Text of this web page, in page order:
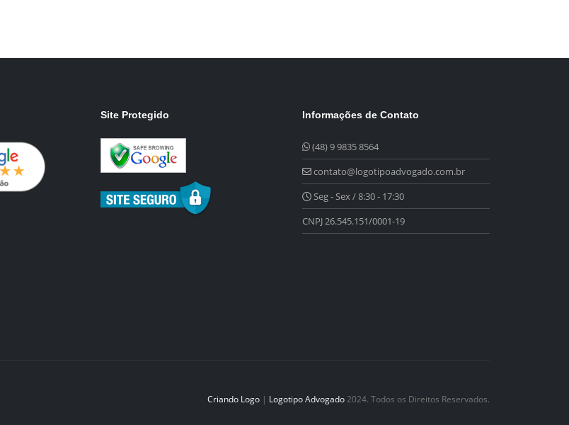
Site Protegido Informações de Contato
(48) 9 9835 8564
contato@logotipoadvogado.com.br
Seg - Sex / 8:30 - 17:30
CNPJ 26.545.151/0001-19
Criando Logo | Logotipo Advogado 2024. Todos os Direitos Reservados.